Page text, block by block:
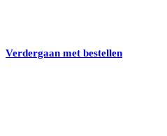
Verdergaan met bestellen